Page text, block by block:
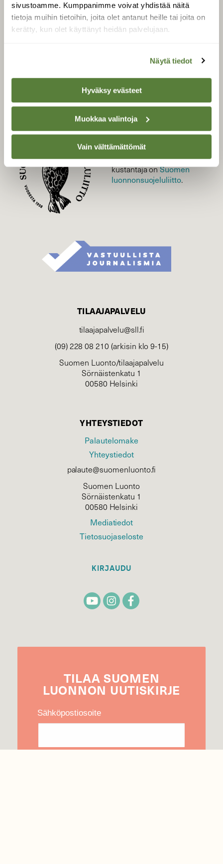
sivustoamme. Kumppanimme voivat yhdistää näitä
tietoja muihin tietoihin, joita olet antanut heille tai joita on
kerätty, kun olet käyttänyt heidän palvelujaan.
Näytä tiedot
Hyväksy evästeet
Muokkaa valintoja
Vain välttämättömät
LEHTI
Uusin lehti
Tilaa digilukuoikeus
Tilaa uutiskirje
SUOMEN LUONNON­
Suomen Luonto -lehden
kustantaja onSuomen
luonnonsuojelu­liitto.
TILAAJAPALVELU
tilaajapalvelu@sll.fi
(09) 228 08 210 (arkisin klo 9-15)
Suomen Luonto/tilaajapalvelu
Sörnäistenkatu 1
00580 Helsinki
YHTEYSTIEDOT
Palautelomake
Yhteystiedot
palaute@suomenluonto.fi
Suomen Luonto
Sörnäistenkatu 1
00580 Helsinki
Mediatiedot
Tietosuojaseloste
KIRJAUDU
TILAA SUOMEN
LUONNON UUTIS­KIRJE
Sähköpostiosoite